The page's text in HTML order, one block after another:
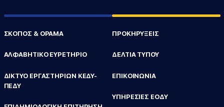
ΣΚΟΠΟΣ & ΟΡΑΜΑ
ΑΛΦΑΒΗΤΙΚΟ ΕΥΡΕΤΗΡΙΟ
ΔΙΚΤΥΟ ΕΡΓΑΣΤΗΡΙΩΝ ΚΕΔΥ-
ΠΕΔΥ
ΠΡΟΚΗΡΥΞΕΙΣ
ΔΕΛΤΙΑ ΤΥΠΟΥ
ΕΠΙΚΟΙΝΩΝΙΑ
ΥΠΗΡΕΣΙΕΣ ΕΟΔΥ